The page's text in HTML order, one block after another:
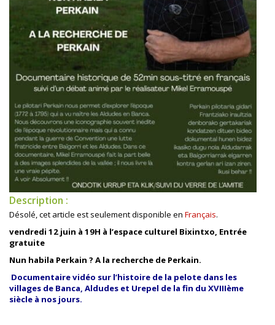
Description :
Désolé, cet article est seulement disponible en Français.
vendredi 12 juin à 19H à l’espace culturel Bixintxo, Entrée
gratuite
Nun habila Perkain ? A la recherche de Perkain.
Documentaire vidéo sur l’histoire de la pelote dans les
villages de Banca, Aldudes et Urepel de la fin du XVIIIème
siècle à nos jours.